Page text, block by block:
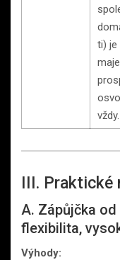
ti) je
vždy.
III. Praktické
A. Zápůjčka
flexibilita,
Výhody: